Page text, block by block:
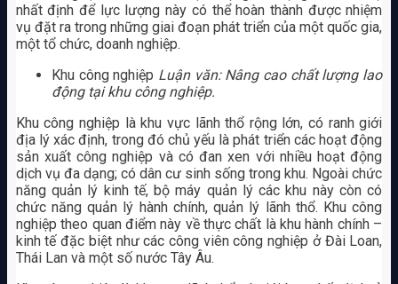
nhất định để lực lượng này có thể hoàn thành được nhiệm
vụ đặt ra trong những giai đoạn phát triển của một quốc gia,
một tổ chức, doanh nghiệp.
Khu công nghiệp Luận văn: Nâng cao chất lượng lao
động tại khu công nghiệp.
Khu công nghiệp là khu vực lãnh thổ rộng lớn, có ranh giới
địa lý xác định, trong đó chủ yếu là phát triển các hoạt động
sản xuất công nghiệp và có đan xen với nhiều hoạt động
dịch vụ đa dạng; có dân cư sinh sống trong khu. Ngoài chức
năng quản lý kinh tế, bộ máy quản lý các khu này còn có
chức năng quản lý hành chính, quản lý lãnh thổ. Khu công
nghiệp theo quan điểm này về thực chất là khu hành chính –
kinh tế đặc biệt như các công viên công nghiệp ở Đài Loan,
Thái Lan và một số nước Tây Âu.